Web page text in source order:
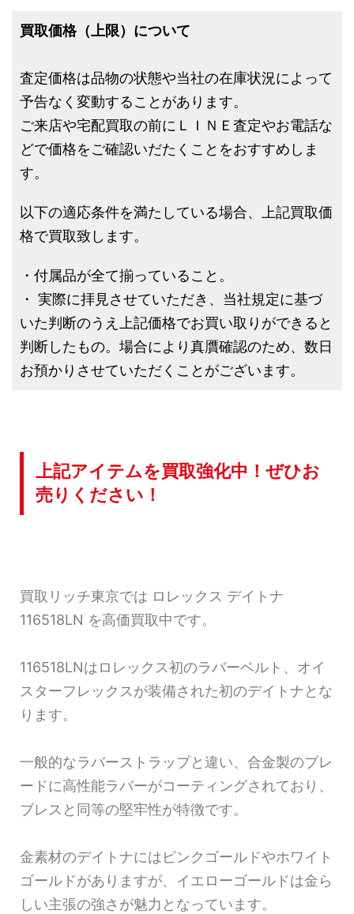
買取価格（上限）について
査定価格は品物の状態や当社の在庫状況によって
予告なく変動することがあります。
ご来店や宅配買取の前にＬＩＮＥ査定やお電話な
どで価格をご確認いだたくことをおすすめしま
す。
以下の適応条件を満たしている場合、上記買取価
格で買取致します。
・付属品が全て揃っていること。
・ 実際に拝見させていただき、当社規定に基づ
いた判断のうえ上記価格でお買い取りができると
判断したもの。場合により真贋確認のため、数日
お預かりさせていただくことがございます。
上記アイテムを買取強化中！ぜひお
売りください！
買取リッチ東京では ロレックス デイトナ
116518LN を高価買取中です。
116518LNはロレックス初のラバーベルト、オイ
スターフレックスが装備された初のデイトナとな
ります。
一般的なラバーストラップと違い、合金製のブレ
ードに高性能ラバーがコーティングされており、
ブレスと同等の堅牢性が特徴です。
金素材のデイトナにはピンクゴールドやホワイト
ゴールドがありますが、イエローゴールドは金ら
しい主張の強さが魅力となっています。